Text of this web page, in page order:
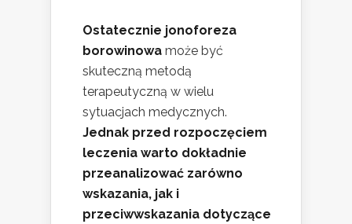
Ostatecznie jonoforeza
borowinowa może być
skuteczną metodą
terapeutyczną w wielu
sytuacjach medycznych.
Jednak przed rozpoczęciem
leczenia warto dokładnie
przeanalizować zarówno
wskazania, jak i
przeciwwskazania dotyczące